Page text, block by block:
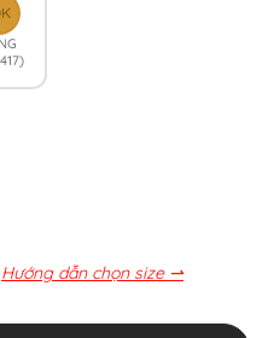
Hướng dẫn chọn size ⇀